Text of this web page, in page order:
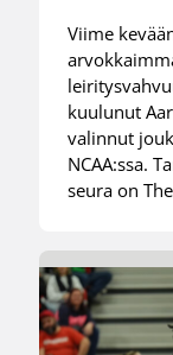
Viime
kuulunut
valinnut
NCAA:ssa.
seura on